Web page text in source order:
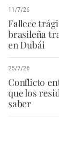
11/7/26
Fallece
brasileña
en Dubái
25/7/26
Conflicto
que los
saber